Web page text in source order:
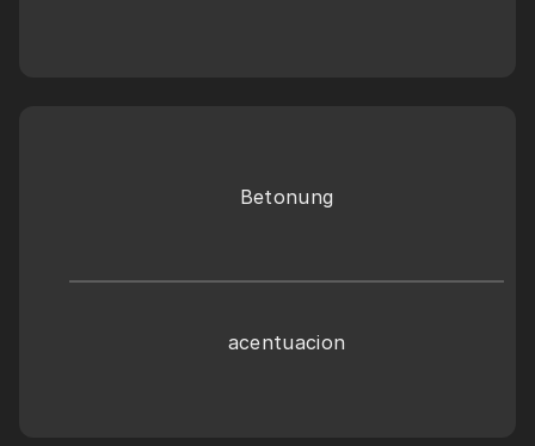
Betonung
acentuacion